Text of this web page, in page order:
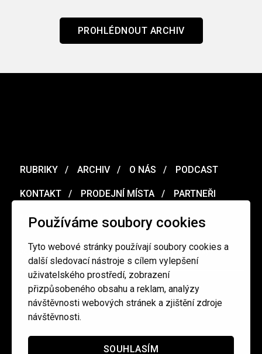
Používáme soubory cookies
Tyto webové stránky používají soubory cookies a
další sledovací nástroje s cílem vylepšení
uživatelského prostředí, zobrazení
přizpůsobeného obsahu a reklam, analýzy
návštěvnosti webových stránek a zjištění zdroje
návštěvnosti.
SOUHLASÍM
PROHLÉDNOUT ARCHIV
RUBRIKY ARCHIV O NÁS PODCAST
KONTAKT PRODEJNÍ MÍSTA PARTNEŘI
MERCH VOUCHER
Ochrana osobních údajů / Obchodní podmínky
redakce@cinepur.cz